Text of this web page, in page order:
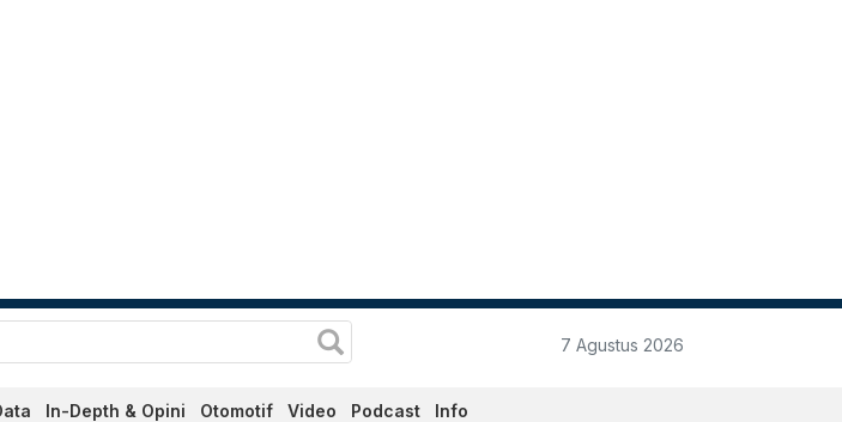
7 Agustus 2026
In-Depth & Opini Otomotif Video Podcast Info